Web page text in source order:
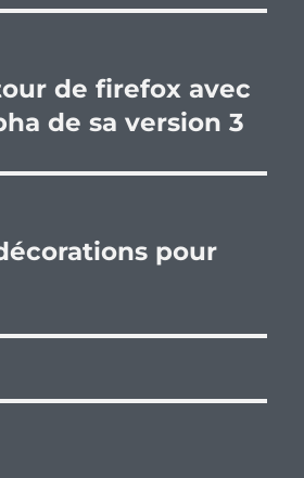
de firefox avec
de sa version 3
pour